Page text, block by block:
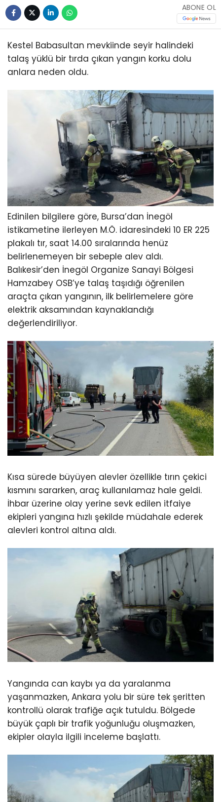
ABONE OL
Kestel Babasultan mevkiinde seyir halindeki
talaş yüklü bir tırda çıkan yangın korku dolu
anlara neden oldu.
Edinilen bilgilere göre, Bursa’dan İnegöl
istikametine ilerleyen M.Ö. idaresindeki 10 ER 225
plakalı tır, saat 14.00 sıralarında henüz
belirlenemeyen bir sebeple alev aldı.
Balıkesir’den İnegöl Organize Sanayi Bölgesi
Hamzabey OSB’ye talaş taşıdığı öğrenilen
araçta çıkan yangının, ilk belirlemelere göre
elektrik aksamından kaynaklandığı
değerlendiriliyor.
Kısa sürede büyüyen alevler özellikle tırın çekici
kısmını sararken, araç kullanılamaz hale geldi.
İhbar üzerine olay yerine sevk edilen itfaiye
ekipleri yangına hızlı şekilde müdahale ederek
alevleri kontrol altına aldı.
Yangında can kaybı ya da yaralanma
yaşanmazken, Ankara yolu bir süre tek şeritten
kontrollü olarak trafiğe açık tutuldu. Bölgede
büyük çaplı bir trafik yoğunluğu oluşmazken,
ekipler olayla ilgili inceleme başlattı.